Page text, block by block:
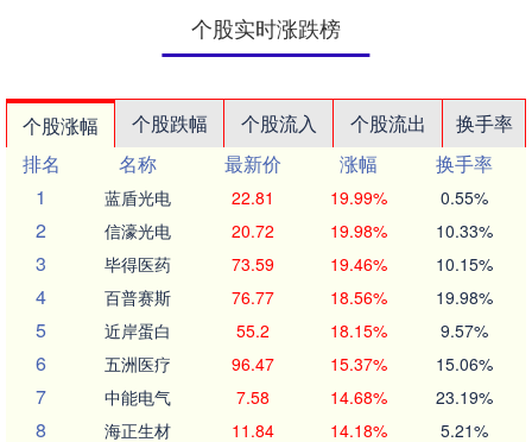
个股实时涨跌榜
个股涨幅 个股跌幅 个股流入 个股流出
换手率
排名
名称 最新价 涨幅
换手率
1
蓝盾光电 22.81 19.99% 0.55%
2 信濠光电 20.72 19.98% 10.33%
3 毕得医药 73.59 19.46% 10.15%
4 百普赛斯 76.77 18.56% 19.98%
5 近岸蛋白 55.2 18.15% 9.57%
6 五洲医疗 96.47 15.37% 15.06%
7 中能电气 7.58 14.68% 23.19%
8 海正生材 11.84 14.18% 5.21%